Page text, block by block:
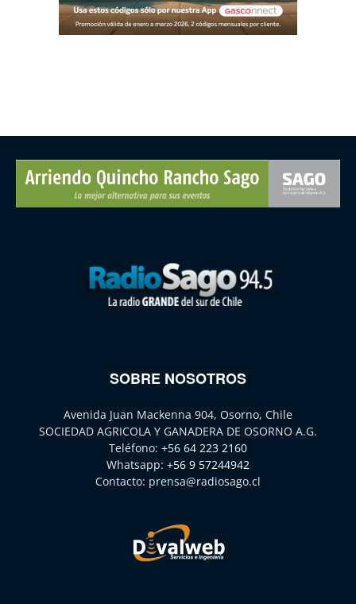
SOBRE NOSOTROS
Avenida Juan Mackenna 904, Osorno, Chile
SOCIEDAD AGRICOLA Y GANADERA DE OSORNO A.G.
Teléfono: +56 64 223 2160
Whatsapp: +56 9 57244942
Contacto: prensa@radiosago.cl